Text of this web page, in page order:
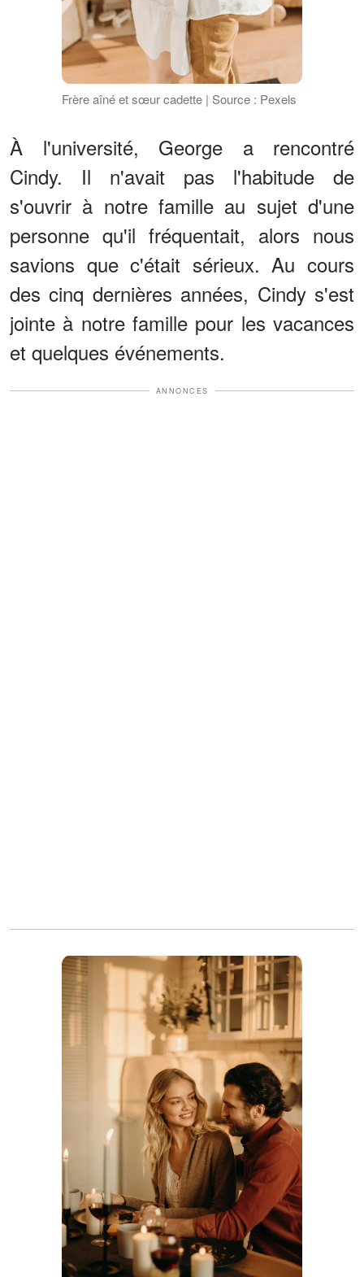
Frère aîné et sœur cadette | Source : Pexels
À l'université, George a rencontré
Cindy. Il n'avait pas l'habitude de
s'ouvrir à notre famille au sujet d'une
personne qu'il fréquentait, alors nous
savions que c'était sérieux. Au cours
des cinq dernières années, Cindy s'est
jointe à notre famille pour les vacances
et quelques événements.
ANNONCES